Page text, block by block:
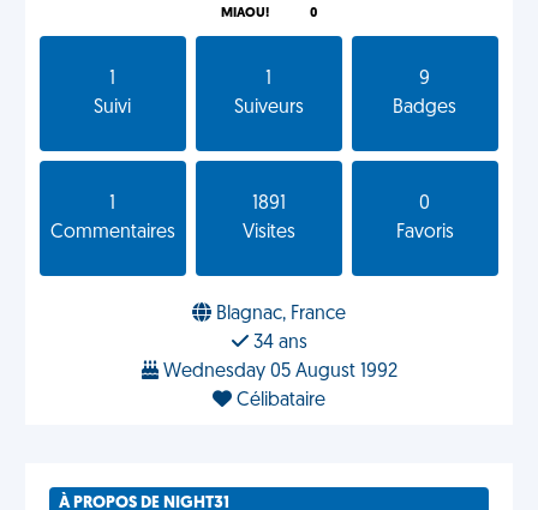
MIAOU! 0
Suivi
Suiveurs
9
Badges
Commentaires
1891
Visites
0
Favoris
Blagnac, France
34 ans
Wednesday 05 August 1992
Célibataire
À PROPOS DE NIGHT31